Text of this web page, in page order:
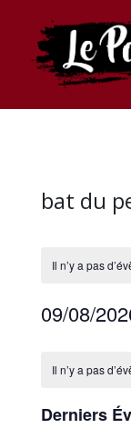
bat du
Il n’y a pas
09/08/
date.
Il n’y a pas
Derniers